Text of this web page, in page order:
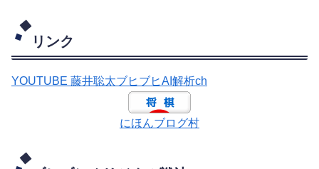
リンク
YOUTUBE 藤井聡太ブヒブヒAI解析ch
にほんブログ村